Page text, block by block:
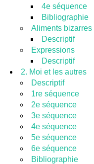
4e séquence
Bibliographie
Aliments
Descriptif
Expressions
Descriptif
2. Moi et les autres
Descriptif
1re séquence
2e séquence
3e séquence
4e séquence
5e séquence
6e séquence
Bibliographie